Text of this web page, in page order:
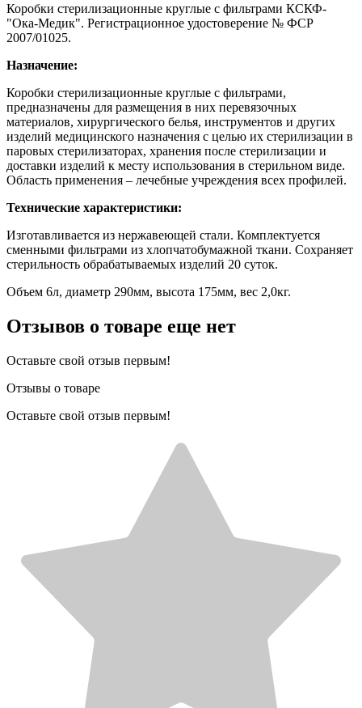
Коробки стерилизационные круглые с фильтрами КСКФ-
"Ока-Медик". Регистрационное удостоверение № ФСР
2007/01025.
Назначение:
Коробки стерилизационные круглые с фильтрами,
предназначены для размещения в них перевязочных
материалов, хирургического белья, инструментов и других
изделий медицинского назначения с целью их стерилизации в
паровых стерилизаторах, хранения после стерилизации и
доставки изделий к месту использования в стерильном виде.
Область применения – лечебные учреждения всех профилей.
Технические характеристики:
Изготавливается из нержавеющей стали. Комплектуется
сменными фильтрами из хлопчатобумажной ткани. Сохраняет
стерильность обрабатываемых изделий 20 суток.
Объем 6л, диаметр 290мм, высота 175мм, вес 2,0кг.
Отзывов о товаре еще нет
Оставьте свой отзыв первым!
Отзывы о товаре
Оставьте свой отзыв первым!